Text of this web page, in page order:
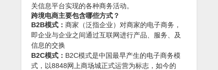
关信息平台实现的各种商务活动。
跨境电商主要包含哪些方式？
B2B模式： 商家（泛指企业）对商家的电子商务，
即企业与企业之间通过互联网进行产品、服务、及
信息的交换
B2C模式： B2C模式是中国最早产生的电子商务模
式，以8848网上商场城正式运营为标志，如今的